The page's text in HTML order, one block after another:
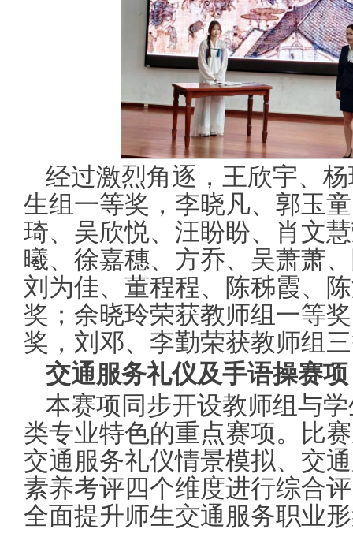
经过激烈角逐，王欣宇、
生组一等奖，李晓凡、郭玉
琦、吴欣悦、汪盼盼、肖文
曦、徐嘉穗、方乔、吴萧萧
刘为佳、董程程、陈秭霞、
奖；余晓玲荣获教师组一等
奖，刘邓、李勤荣获教师组
交通服务礼仪及手语操赛项
本赛项同步开设教师组与
类专业特色的重点赛项。比
交通服务礼仪情景模拟、交
素养考评四个维度进行综合
全面提升师生交通服务职业